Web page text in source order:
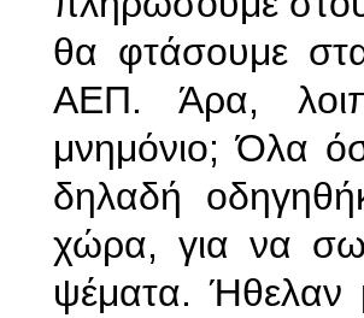
θα φτάσουμε
ΑΕΠ. Άρα,
μνημόνιο; Όλα
δηλαδή
χώρα, για να
ψέματα. Ήθελαν